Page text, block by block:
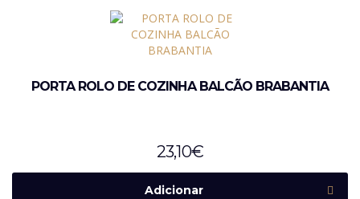
PORTA ROLO DE COZINHA BALCÃO BRABANTIA
23,10€
Adicionar